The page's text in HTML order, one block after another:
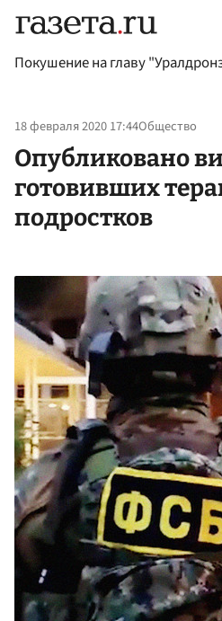
Покушение на главу
18 февраля 2020 17:44Общество
Опубликовано
готовивших
подростков